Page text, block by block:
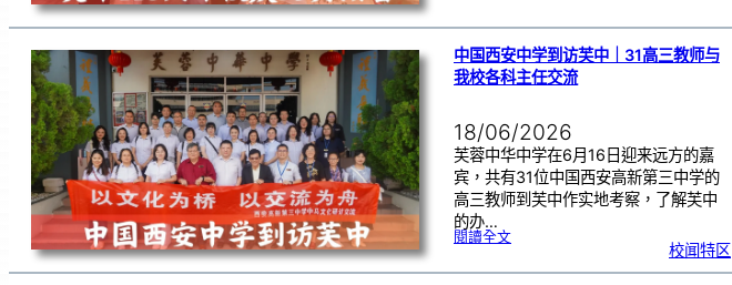
｜
卖
预
售
已
开
展
中国西安中学到访芙中｜31高三教师与
我校各科主任交流
18/06/2026
芙蓉中华中学在6月16日迎来远方的嘉
宾，共有31位中国西安高新第三中学的
高三教师到芙中作实地考察，了解芙中
的办…
閱讀全文:中
中
校闻特区